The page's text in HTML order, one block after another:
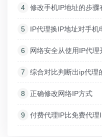
4 修改手机IP地址的步骤
5 IP代理换IP地址对手机
6 网络安全从使用IP代理
7 综合对比判断出ip代理
8 正确修改网络IP方式
9 付费代理IP比免费代理